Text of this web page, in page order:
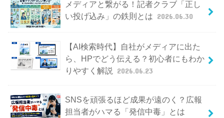
メディアと繋がる！記者クラブ「正し
い投げ込み」の鉄則とは 2026.06.30
【AI検索時代】自社がメディアに出た
ら、HPでどう伝える？初心者にもわか
りやすく解説
2026.06.23
SNSを頑張るほど成果が遠のく？広報
担当者がハマる「発信中毒」とは